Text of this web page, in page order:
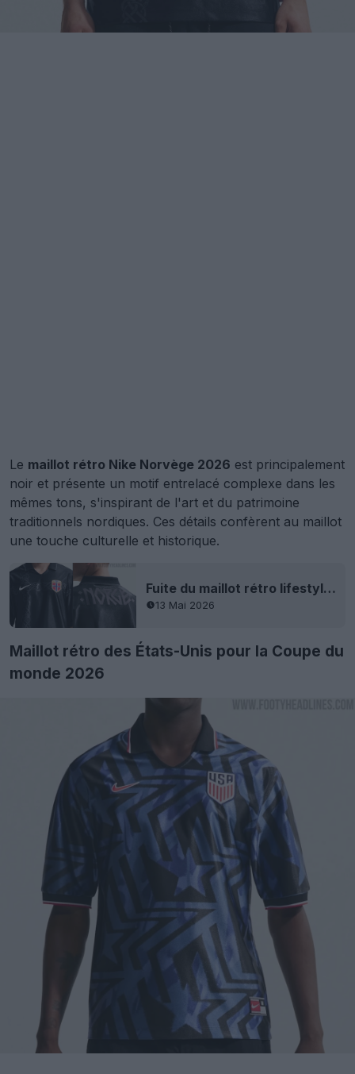
Le maillot rétro Nike Norvège 2026 est principalement
noir et présente un motif entrelacé complexe dans les
mêmes tons, s'inspirant de l'art et du patrimoine
traditionnels nordiques. Ces détails confèrent au maillot
une touche culturelle et historique.
Fuite du maillot rétro lifestyle de la Norvège pour la Coupe du monde 2026
13 Mai 2026
Maillot rétro des États-Unis pour la Coupe du
monde 2026